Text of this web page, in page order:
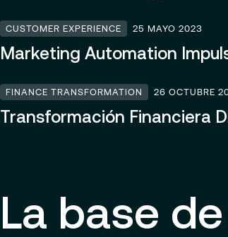
CUSTOMER EXPERIENCE 25 MAYO 2023
Marketing Automation
FINANCE TRANSFORMATION 26 OCTUBRE
Transformación Financiera
La base